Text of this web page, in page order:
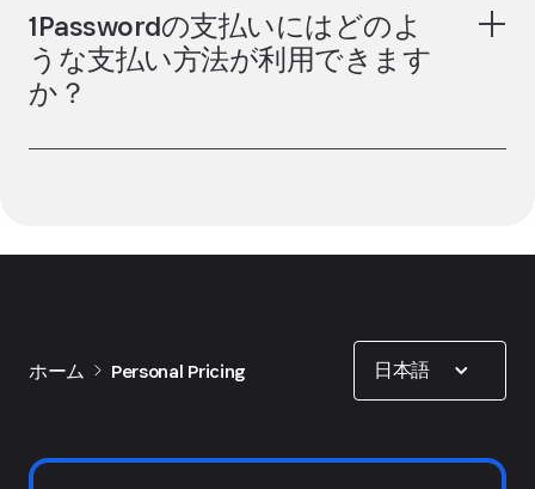
問い合わせ
1Passwordの支払いにはどのよ
うな支払い方法が利用できます
か？
クレジットカード
1Password ギフトカード（アカウントが
ホーム Personal Pricing 日本語
Show options